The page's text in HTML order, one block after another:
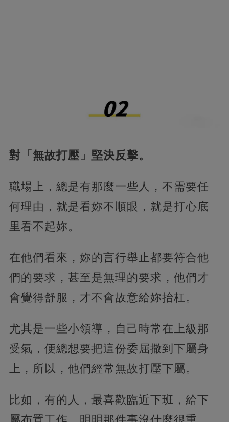
對「無故打壓」堅決反擊。
職場上，總是有那麼一些人，不需要任
何理由，就是看妳不順眼，就是打心底
里看不起妳。
在他們看來，妳的言行舉止都要符合他
們的要求，甚至是無理的要求，他們才
會覺得舒服，才不會故意給妳抬杠。
尤其是一些小領導，自己時常在上級那
受氣，便總想要把這份委屈撒到下屬身
上，所以，他們經常無故打壓下屬。
比如，有的人，最喜歡臨近下班，給下